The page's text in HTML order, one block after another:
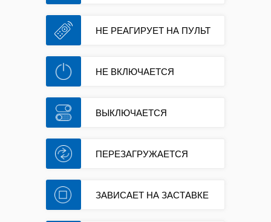
НЕ ВКЛЮЧАЕТСЯ
ВЫКЛЮЧАЕТСЯ
ПЕРЕЗАГРУЖАЕТСЯ
ЗАВИСАЕТ НА ЗАСТАВКЕ
НЕ РЕАГИРУЕТ НА ПУЛЬТ